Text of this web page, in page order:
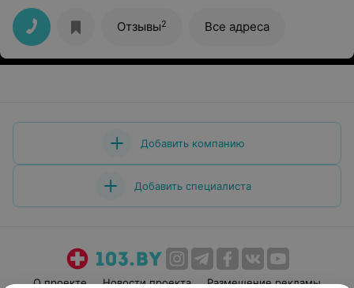
какой то вопрос, абсолютно на своем месте!!
Отзывы2 Все адреса
Добавить компанию
Добавить специалиста
О проекте Новости проекта Размещение рекламы